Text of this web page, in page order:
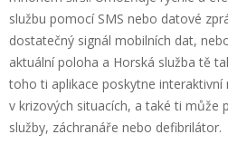
službu pomocí SMS nebo datové
dostatečný signál mobilních dat,
aktuální poloha a Horská služba tě
toho ti aplikace poskytne interaktivní
v krizových situacích, a také ti může
služby, záchranáře nebo defibrilátor.